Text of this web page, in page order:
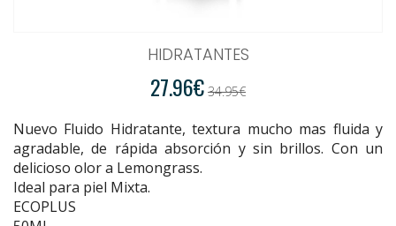
HIDRATANTES
27.96€ 34.95€
Nuevo Fluido Hidratante, textura mucho mas fluida y
agradable, de rápida absorción y sin brillos. Con un
delicioso olor a Lemongrass.
Ideal para piel Mixta.
ECOPLUS